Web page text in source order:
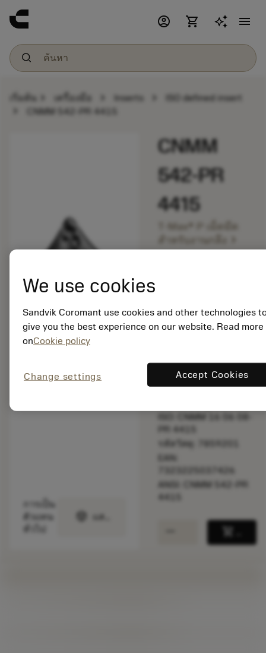
account_circle shopping_cart menu
เริ่มต้น เครื่องมือ Inserts ISO defined insert
CNMM 542-PR 4415
CNMM
542-PR
4415
T-Max® P เม็ดมีด
สำหรับงานกลึง
การเป็น
ตัวแทน
deployed_code แสดงโมเดล 3 มิติ
จำหน่าย
PR 4415
รหัสวัสดุ: 7859201
EAN:
7323225037426
ANSI: CNMM 542-PR
4415
shopping_cart
We use cookies
Sandvik Coromant use cookies and other technologies
give you the best experience on our website. Read more
onCookie policy
Change settings Accept Cookies